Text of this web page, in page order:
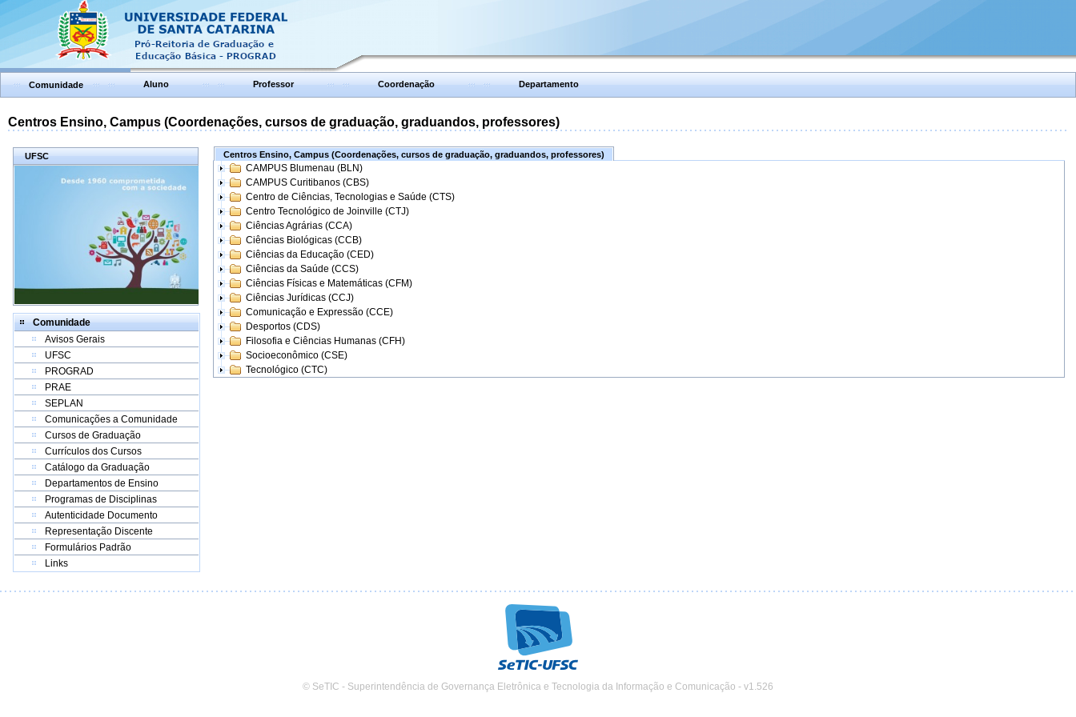
Comunidade Aluno Professor Coordenação Departamento
Centros Ensino, Campus (Coordenações, cursos de graduação, graduandos, professores)
UFSC
Comunidade
Avisos Gerais
UFSC
PROGRAD
PRAE
SEPLAN
Comunicações a Comunidade
Cursos de Graduação
Currículos dos Cursos
Catálogo da Graduação
Departamentos de Ensino
Programas de Disciplinas
Autenticidade Documento
Representação Discente
Formulários Padrão
Links
Centros Ensino, Campus (Coordenações, cursos de graduação, graduandos, professores)
CAMPUS Blumenau (BLN)
CAMPUS Curitibanos (CBS)
Centro de Ciências, Tecnologias e Saúde (CTS)
Centro Tecnológico de Joinville (CTJ)
Ciências Agrárias (CCA)
Ciências Biológicas (CCB)
Ciências da Educação (CED)
Ciências da Saúde (CCS)
Ciências Físicas e Matemáticas (CFM)
Ciências Jurídicas (CCJ)
Comunicação e Expressão (CCE)
Desportos (CDS)
Filosofia e Ciências Humanas (CFH)
Socioeconômico (CSE)
Tecnológico (CTC)
© SeTIC - Superintendência de Governança Eletrônica e Tecnologia da Informação e Comunicação - v1.526